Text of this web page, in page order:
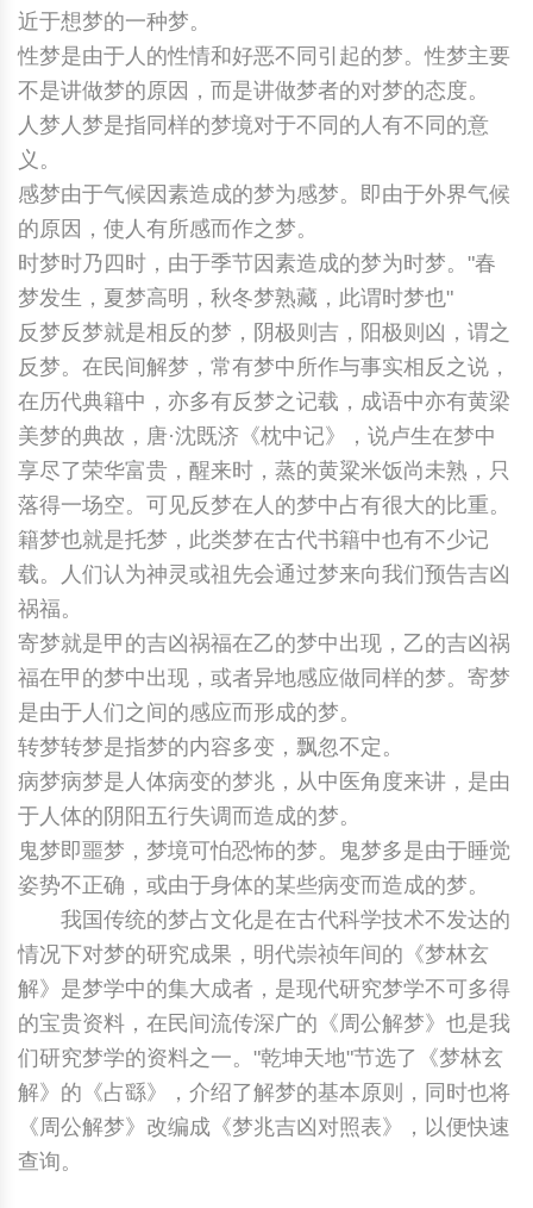
近于想梦的一种梦。
性梦是由于人的性情和好恶不同引起的梦。性梦主要
不是讲做梦的原因，而是讲做梦者的对梦的态度。
人梦人梦是指同样的梦境对于不同的人有不同的意
义。
感梦由于气候因素造成的梦为感梦。即由于外界气候
的原因，使人有所感而作之梦。
时梦时乃四时，由于季节因素造成的梦为时梦。"春
梦发生，夏梦高明，秋冬梦熟藏，此谓时梦也"
反梦反梦就是相反的梦，阴极则吉，阳极则凶，谓之
反梦。在民间解梦，常有梦中所作与事实相反之说，
在历代典籍中，亦多有反梦之记载，成语中亦有黄梁
美梦的典故，唐·沈既济《枕中记》，说卢生在梦中
享尽了荣华富贵，醒来时，蒸的黄粱米饭尚未熟，只
落得一场空。可见反梦在人的梦中占有很大的比重。
籍梦也就是托梦，此类梦在古代书籍中也有不少记
载。人们认为神灵或祖先会通过梦来向我们预告吉凶
祸福。
寄梦就是甲的吉凶祸福在乙的梦中出现，乙的吉凶祸
福在甲的梦中出现，或者异地感应做同样的梦。寄梦
是由于人们之间的感应而形成的梦。
转梦转梦是指梦的内容多变，飘忽不定。
病梦病梦是人体病变的梦兆，从中医角度来讲，是由
于人体的阴阳五行失调而造成的梦。
鬼梦即噩梦，梦境可怕恐怖的梦。鬼梦多是由于睡觉
姿势不正确，或由于身体的某些病变而造成的梦。
我国传统的梦占文化是在古代科学技术不发达的
情况下对梦的研究成果，明代崇祯年间的《梦林玄
解》是梦学中的集大成者，是现代研究梦学不可多得
的宝贵资料，在民间流传深广的《周公解梦》也是我
们研究梦学的资料之一。"乾坤天地"节选了《梦林玄
解》的《占繇》，介绍了解梦的基本原则，同时也将
《周公解梦》改编成《梦兆吉凶对照表》，以便快速
查询。